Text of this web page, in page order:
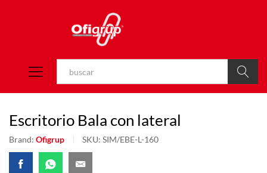
Buscar
Escritorio Bala con lateral
Brand: Ofigrup SKU: SIM/EBE-L-160